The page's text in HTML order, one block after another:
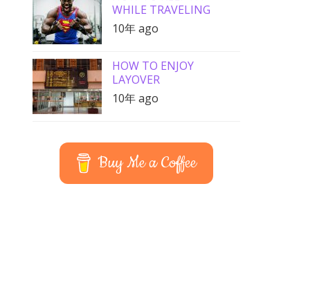
WHILE TRAVELING
10年 ago
HOW TO ENJOY
LAYOVER
10年 ago
Buy Me a Coffee